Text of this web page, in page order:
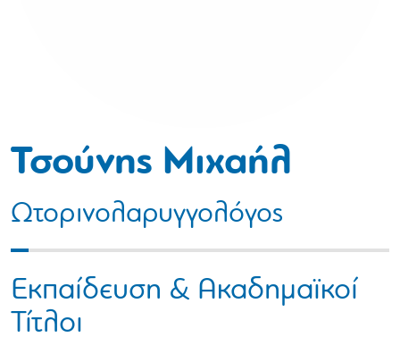
Τσούνης Μιχαήλ
Ωτορινολαρυγγολόγος
Εκπαίδευση & Ακαδημαϊκοί
Τίτλοι